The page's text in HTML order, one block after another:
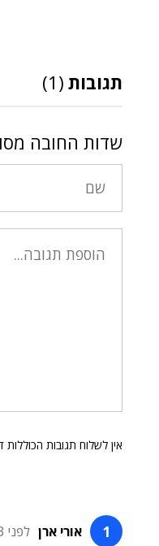
תגובות (1)
שדות החובה
אין לשלוח תגובות
אורי ארן לפני 3 שנים